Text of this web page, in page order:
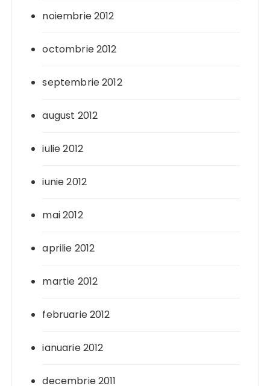
noiembrie 2012
octombrie 2012
septembrie 2012
august 2012
iulie 2012
iunie 2012
mai 2012
aprilie 2012
martie 2012
februarie 2012
ianuarie 2012
decembrie 2011